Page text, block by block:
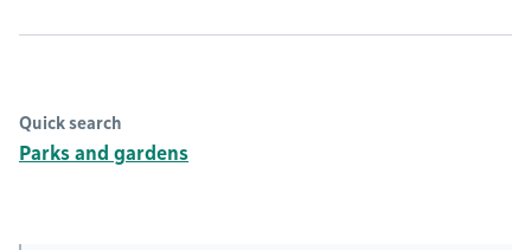
Quick search
Parks and gardens